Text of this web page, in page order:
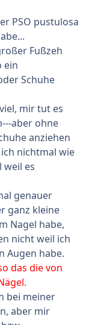
PSO pustulosa
Fußzeh
ein
Schuhe
mir tut es
aber ohne
anziehen
nichtmal wie
weil es
genauer
ganz kleine
Nagel habe,
nicht weil ich
Augen habe.
das die von
bei meiner
aber mir